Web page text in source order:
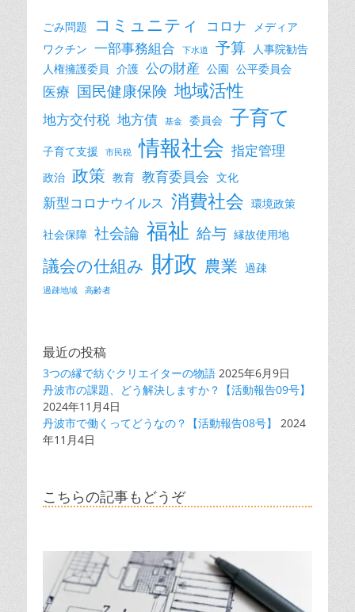
ごみ問題 コミュニティ コロナ
メディア
ワクチン 一部事務組合 下水道 予算 人事院勧告
人権擁護委員 介護 公の財産 公園 公平委員会
医療 国民健康保険 地域活性
地方交付税 地方債 基金 委員会 子育て
子育て支援 市民税 情報社会 指定管理
政治 政策 教育 教育委員会 文化
新型コロナウイルス 消費社会 環境政策
社会保障 社会論 福祉 給与 縁故使用地
議会の仕組み 財政 農業 過疎
過疎地域 高齢者
最近の投稿
3つの縁で紡ぐクリエイターの物語 2025年6月9日
丹波市の課題、どう解決しますか？【活動報告09号】
2024年11月4日
丹波市で働くってどうなの？【活動報告08号】
2024
年11月4日
こちらの記事もどうぞ